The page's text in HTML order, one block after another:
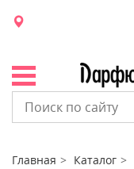
Главная Каталог